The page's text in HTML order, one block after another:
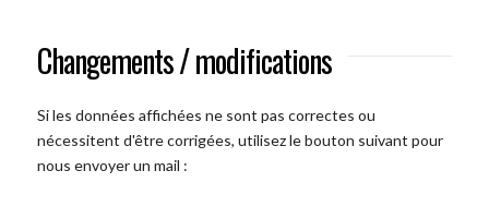
Changements / modifications
Si les données affichées ne sont pas correctes ou
nécessitent d'être corrigées, utilisez le bouton suivant pour
nous envoyer un mail :